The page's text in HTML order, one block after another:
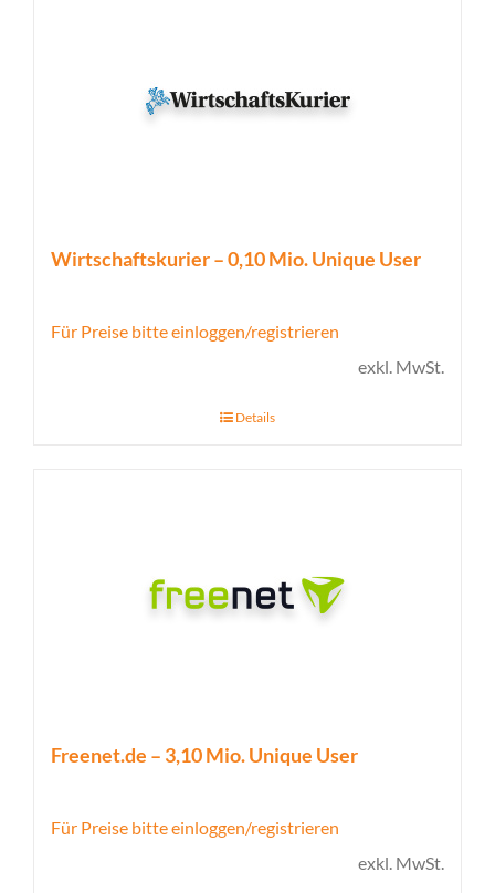
Wirtschaftskurier – 0,10 Mio. Unique User
Für Preise bitte einloggen/registrieren
exkl. MwSt.
Details
Freenet.de – 3,10 Mio. Unique User
Für Preise bitte einloggen/registrieren
exkl. MwSt.